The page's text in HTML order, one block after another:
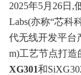
2025年5月26日,
Labs(亦称“芯科
代无线开发平台
m)工艺节点打造
XG301和